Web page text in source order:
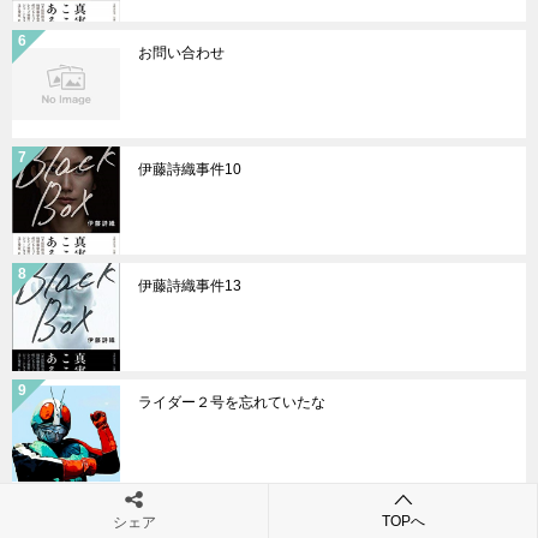
お問い合わせ
伊藤詩織事件10
伊藤詩織事件13
ライダー２号を忘れていたな
仮面ライダーＸでの視聴率低下に関する考察2
シェア TOPへ